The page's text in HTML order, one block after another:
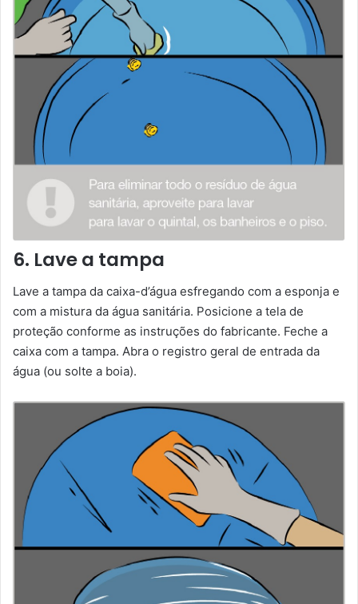
6. Lave a tampa
Lave a tampa da caixa-d’água esfregando com a esponja e
com a mistura da água sanitária. Posicione a tela de
proteção conforme as instruções do fabricante. Feche a
caixa com a tampa. Abra o registro geral de entrada da
água (ou solte a boia).